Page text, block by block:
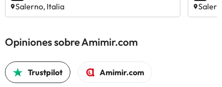
Salerno, Italia
Opiniones sobre Amimir.com
Trustpilot Amimir.com